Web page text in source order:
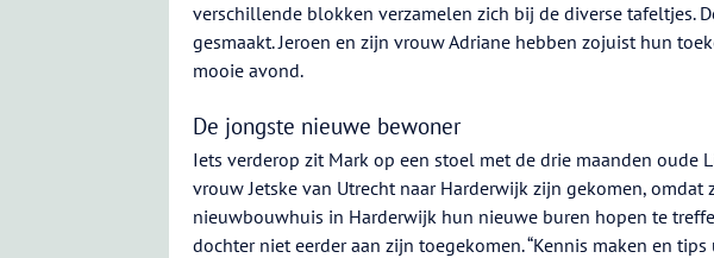
verschillende blokken verzamelen zich bij de diverse tafeltjes.
gesmaakt. Jeroen en zijn vrouw Adriane hebben zojuist hun
mooie avond.
De jongste nieuwe bewoner
Iets verderop zit Mark op een stoel met de drie maanden oude
vrouw Jetske van Utrecht naar Harderwijk zijn gekomen,
nieuwbouwhuis in Harderwijk hun nieuwe buren hopen te
dochter niet eerder aan zijn toegekomen. “Kennis maken en